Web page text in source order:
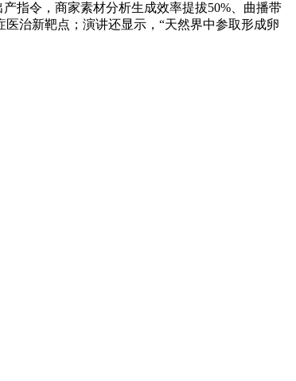
指令，商家素材分析生成效率提拔50%、曲播带
治新靶点；演讲还显示，“天然界中参取形成卵